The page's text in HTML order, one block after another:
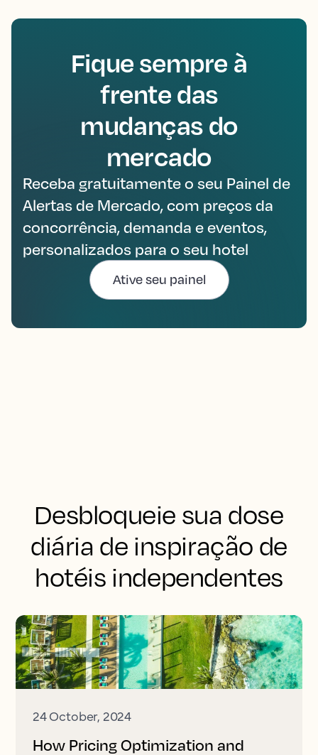
Fique sempre à
frente das
mudanças do
mercado
Receba gratuitamente o seu Painel de
Alertas de Mercado, com preços da
concorrência, demanda e eventos,
personalizados para o seu hotel
Ative seu painel
Desbloqueie sua dose
diária de inspiração de
hotéis independentes
24 October, 2024
How Pricing Optimization and